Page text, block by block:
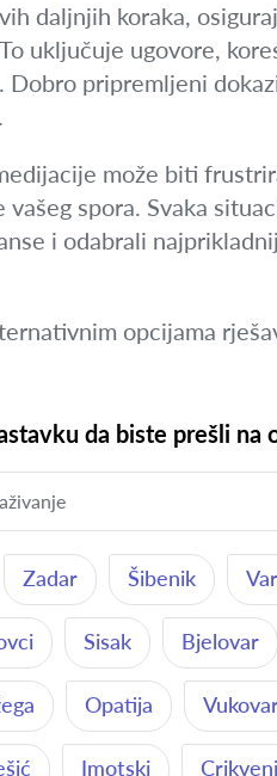
daljnjih koraka,
uključuje ugovore,
pripremljeni
može biti
vašeg spora. Svaka
i odabrali
opcijama
da biste prešli na
Zadar Šibenik
Sisak Bjelovar
Opatija
Imotski